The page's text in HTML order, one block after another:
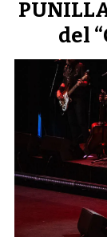
del